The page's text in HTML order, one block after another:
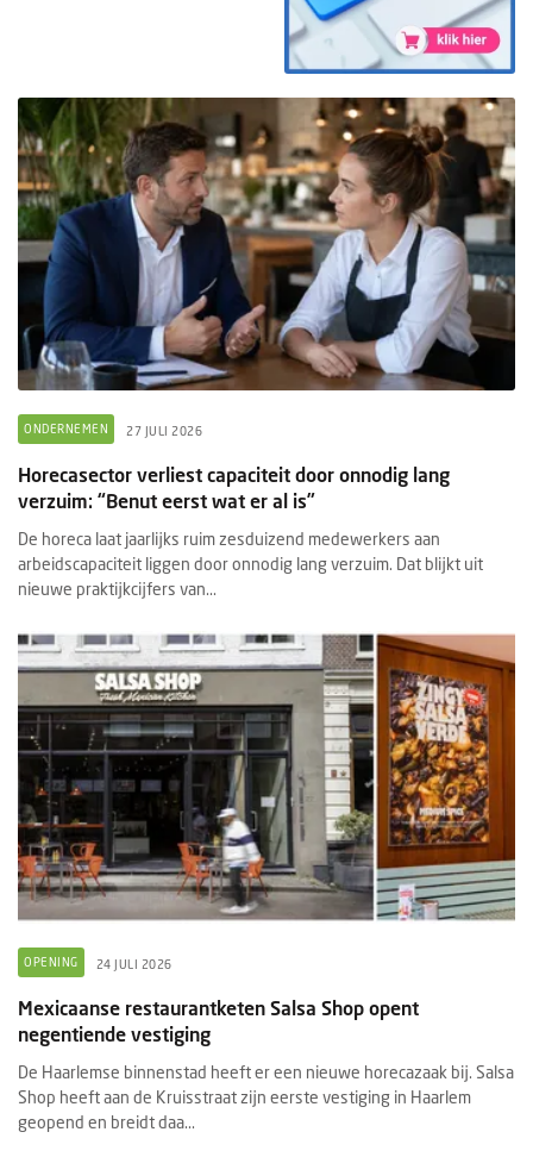
ONDERNEMEN 27 JULI 2026
Horecasector verliest capaciteit door onnodig lang
verzuim: “Benut eerst wat er al is”
De horeca laat jaarlijks ruim zesduizend medewerkers aan
arbeidscapaciteit liggen door onnodig lang verzuim. Dat blijkt uit
nieuwe praktijkcijfers van...
OPENING 24 JULI 2026
Mexicaanse restaurantketen Salsa Shop opent
negentiende vestiging
De Haarlemse binnenstad heeft er een nieuwe horecazaak bij. Salsa
Shop heeft aan de Kruisstraat zijn eerste vestiging in Haarlem
geopend en breidt daa...